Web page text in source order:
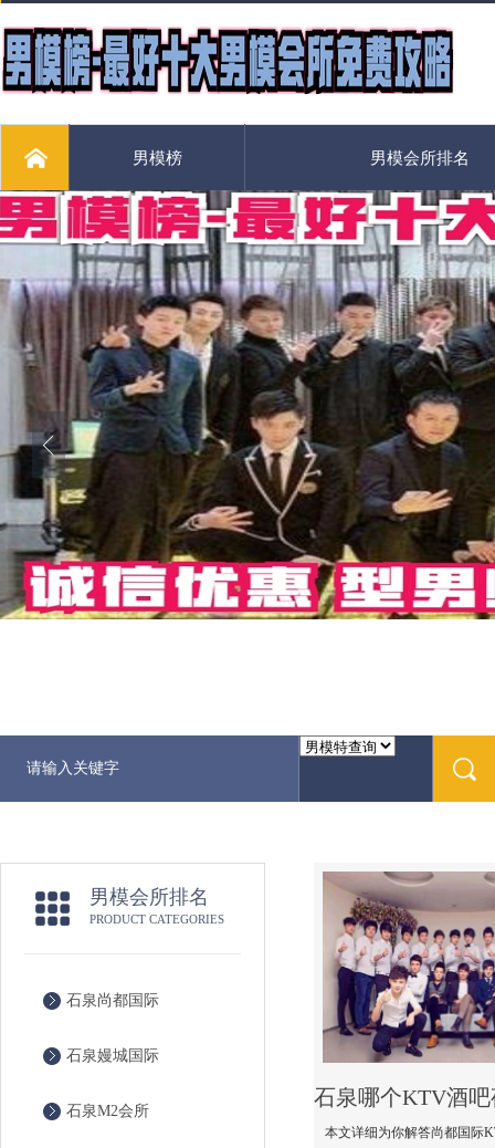
男模榜 男模会所排名
男模会所排名
PRODUCT CATEGORIES
石泉尚都国际
石泉嫚城国际
石泉M2会所